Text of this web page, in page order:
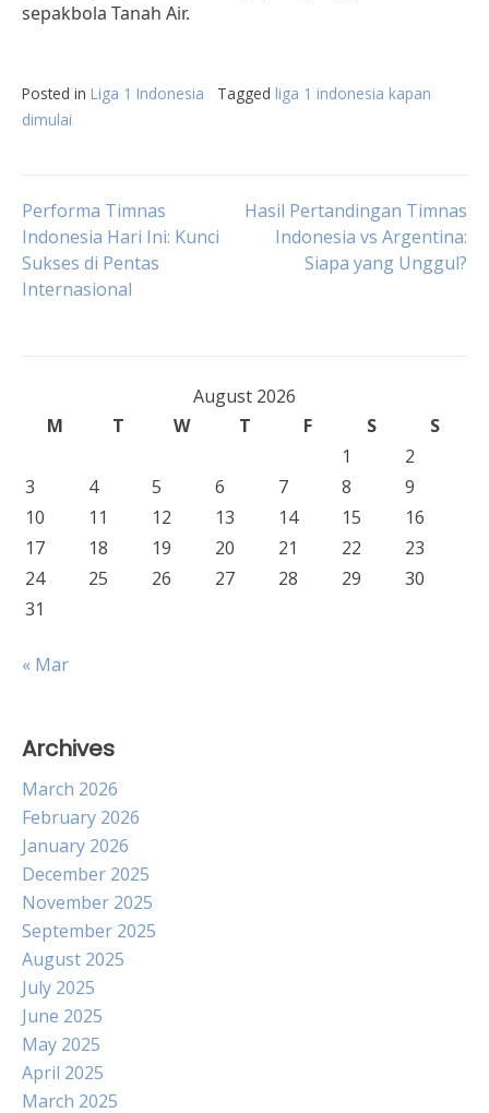
sepakbola Tanah Air.
Posted in Liga 1 Indonesia Tagged liga 1 indonesia kapan
dimulai
Post
navigation
Performa Timnas
Indonesia Hari Ini: Kunci
Sukses di Pentas
Internasional
Hasil Pertandingan Timnas
Indonesia vs Argentina:
Siapa yang Unggul?
August 2026
M
T W T F S
S
1
2
3
4 5 6 7 8
9
10
11 12 13 14 15
16
17
18 19 20 21 22
23
24
25 26 27 28 29
30
31
« Mar
Archives
March 2026
February 2026
January 2026
December 2025
November 2025
September 2025
August 2025
July 2025
June 2025
May 2025
April 2025
March 2025